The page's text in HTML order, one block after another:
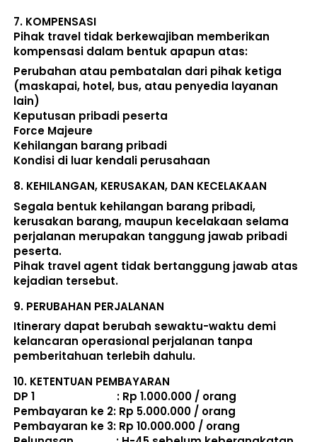
7. KOMPENSASI
Pihak travel tidak berkewajiban memberikan
kompensasi dalam bentuk apapun atas:
Perubahan atau pembatalan dari pihak ketiga
(maskapai, hotel, bus, atau penyedia layanan
lain)
Keputusan pribadi peserta
Force Majeure
Kehilangan barang pribadi
Kondisi di luar kendali perusahaan
8. KEHILANGAN, KERUSAKAN, DAN KECELAKAAN
Segala bentuk kehilangan barang pribadi,
kerusakan barang, maupun kecelakaan selama
perjalanan merupakan tanggung jawab pribadi
peserta.
Pihak travel agent tidak bertanggung jawab atas
kejadian tersebut.
9. PERUBAHAN PERJALANAN
Itinerary dapat berubah sewaktu-waktu demi
kelancaran operasional perjalanan tanpa
pemberitahuan terlebih dahulu.
10. KETENTUAN PEMBAYARAN
DP 1                             : Rp 1.000.000 / orang
Pembayaran ke 2: Rp 5.000.000 / orang
Pembayaran ke 3: Rp 10.000.000 / orang